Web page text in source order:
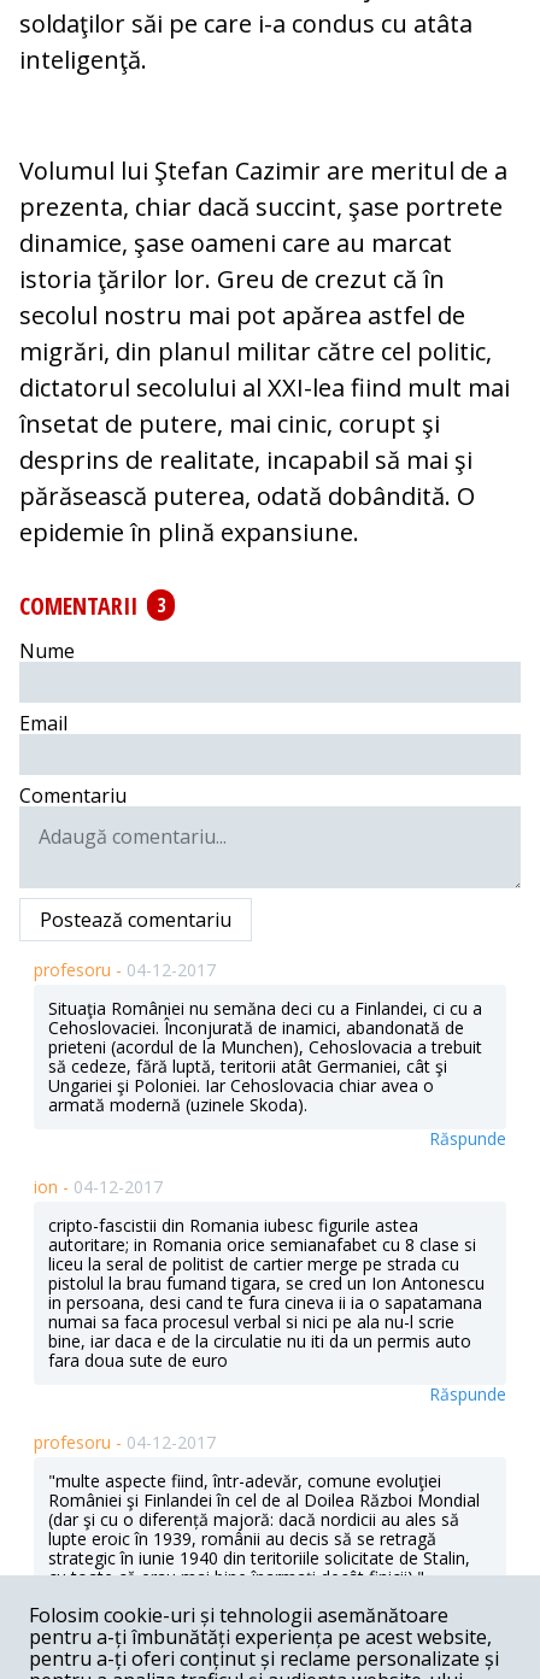
soldaţilor săi pe care i-a condus cu atâta
inteligenţă.
Volumul lui Ştefan Cazimir are meritul de a
prezenta, chiar da­că succint, şase portrete
di­na­mice, şase oameni care au mar­cat
istoria ţărilor lor. Greu de crezut că în
secolul nostru mai pot apărea astfel de
migrări, din planul militar către cel politic,
dictatorul secolului al XXI-lea fi­ind mult mai
însetat de putere, mai ci­nic, corupt şi
desprins de realitate, in­ca­pa­bil să mai şi
părăsească puterea, odată do­bân­dită. O
epidemie în plină expan­siune.
COMENTARII
3
Nume
Email
Comentariu
Postează comentariu
profesoru - 04-12-2017
Situaţia României nu semăna deci cu a Finlandei, ci cu a
Cehoslovaciei. Înconjurată de inamici, abandonată de
prieteni (acordul de la Munchen), Cehoslovacia a trebuit
să cedeze, fără luptă, teritorii atât Germaniei, cât şi
Ungariei şi Poloniei. Iar Cehoslovacia chiar avea o
armată modernă (uzinele Skoda).
Răspunde
ion - 04-12-2017
cripto-fascistii din Romania iubesc figurile astea
autoritare; in Romania orice semianafabet cu 8 clase si
liceu la seral de politist de cartier merge pe strada cu
pistolul la brau fumand tigara, se cred un Ion Antonescu
in persoana, desi cand te fura cineva ii ia o sapatamana
numai sa faca procesul verbal si nici pe ala nu-l scrie
bine, iar daca e de la circulatie nu iti da un permis auto
fara doua sute de euro
Răspunde
profesoru - 04-12-2017
"multe as­pecte fiind, într-adevăr, comune evo­lu­ţiei
României şi Finlandei în cel de al Doi­lea Război Mondial
(dar şi cu o diferență majoră: dacă nordicii au ales să
lupte eroic în 1939, românii au decis să se retragă
strategic în iunie 1940 din teritoriile soli­citate de Stalin,
cu toate că erau mai bine înarmaţi decât finicii)." -
Finlanda se bucura de simpatia celorlalţi vecini (Suedia şi
Norvegia), în timp ce România ar fi fost atacată din
spate de Ungaria, Bulgaria, şi probabil de Germania. 2. În
cazul Finlandei exista speranţa unui ajutor din Franţa şi
Folosim cookie-uri și tehnologii asemănătoare
pentru a-ți îmbunătăți experiența pe acest website,
pentru a-ți oferi conținut și reclame personalizate și